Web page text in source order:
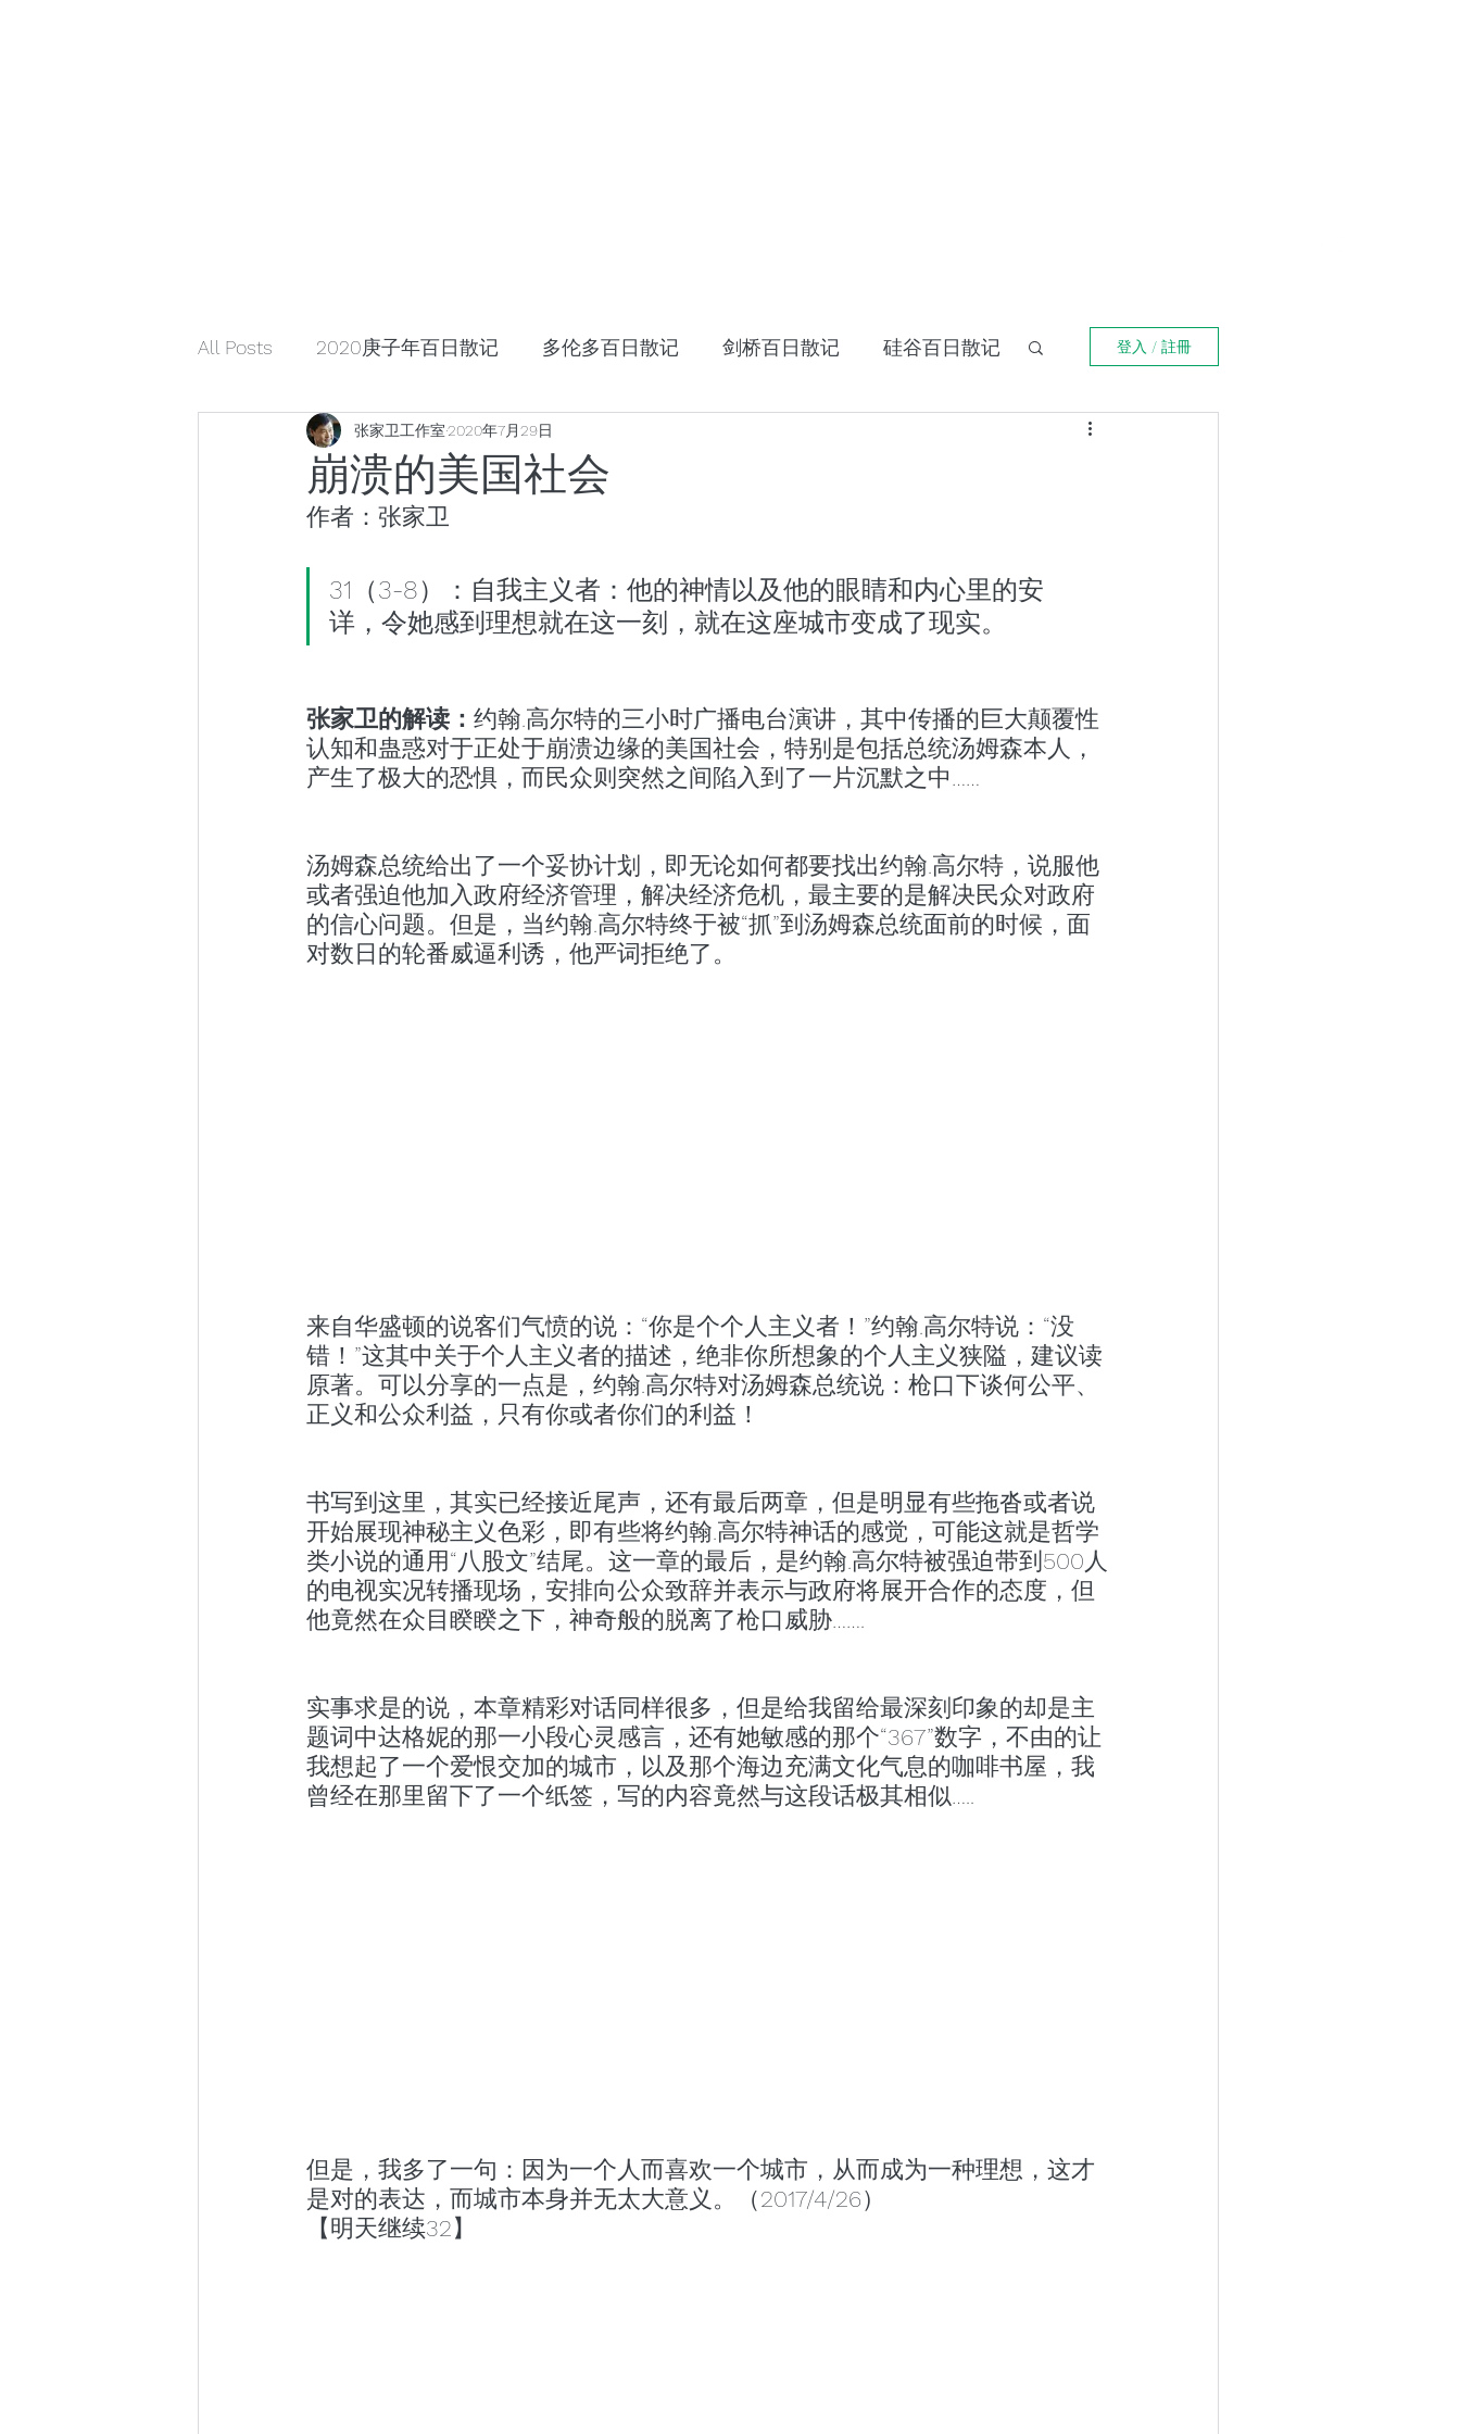
All Posts 2020庚子年百日散记 多伦多百日散记 剑桥百日散记 硅谷百日散记
解读星云大师《幸福箴言》 《阿特拉斯耸耸肩》
小众社群 跨年演讲
东京百日散记 阿根廷百日散记 西班牙百日散记
登入 / 註冊
崩溃的美国社会
张家卫工作室2020年7月29日
作者：张家卫
31（3-8）：自我主义者：他的神情以及他的眼睛和内心里的安
详，令她感到理想就在这一刻，就在这座城市变成了现实。
张家卫的解读： 约翰.高尔特的三小时广播电台演讲，其中传播的巨大颠覆性
认知和蛊惑对于正处于崩溃边缘的美国社会，特别是包括总统汤姆森本人，
产生了极大的恐惧，而民众则突然之间陷入到了一片沉默之中……
汤姆森总统给出了一个妥协计划，即无论如何都要找出约翰.高尔特，说服他
或者强迫他加入政府经济管理，解决经济危机，最主要的是解决民众对政府
的信心问题。但是，当约翰.高尔特终于被“抓”到汤姆森总统面前的时候，面
对数日的轮番威逼利诱，他严词拒绝了。
来自华盛顿的说客们气愤的说：“你是个个人主义者！”约翰.高尔特说：“没
错！”这其中关于个人主义者的描述，绝非你所想象的个人主义狭隘，建议读
原著。可以分享的一点是，约翰.高尔特对汤姆森总统说：枪口下谈何公平、
正义和公众利益，只有你或者你们的利益！
书写到这里，其实已经接近尾声，还有最后两章，但是明显有些拖沓或者说
开始展现神秘主义色彩，即有些将约翰.高尔特神话的感觉，可能这就是哲学
类小说的通用“八股文”结尾。这一章的最后，是约翰.高尔特被强迫带到500人
的电视实况转播现场，安排向公众致辞并表示与政府将展开合作的态度，但
他竟然在众目睽睽之下，神奇般的脱离了枪口威胁…….
实事求是的说，本章精彩对话同样很多，但是给我留给最深刻印象的却是主
题词中达格妮的那一小段心灵感言，还有她敏感的那个“367”数字，不由的让
我想起了一个爱恨交加的城市，以及那个海边充满文化气息的咖啡书屋，我
曾经在那里留下了一个纸签，写的内容竟然与这段话极其相似…..
但是，我多了一句：因为一个人而喜欢一个城市，从而成为一种理想，这才
是对的表达，而城市本身并无太大意义。（2017/4/26）
【明天继续32】